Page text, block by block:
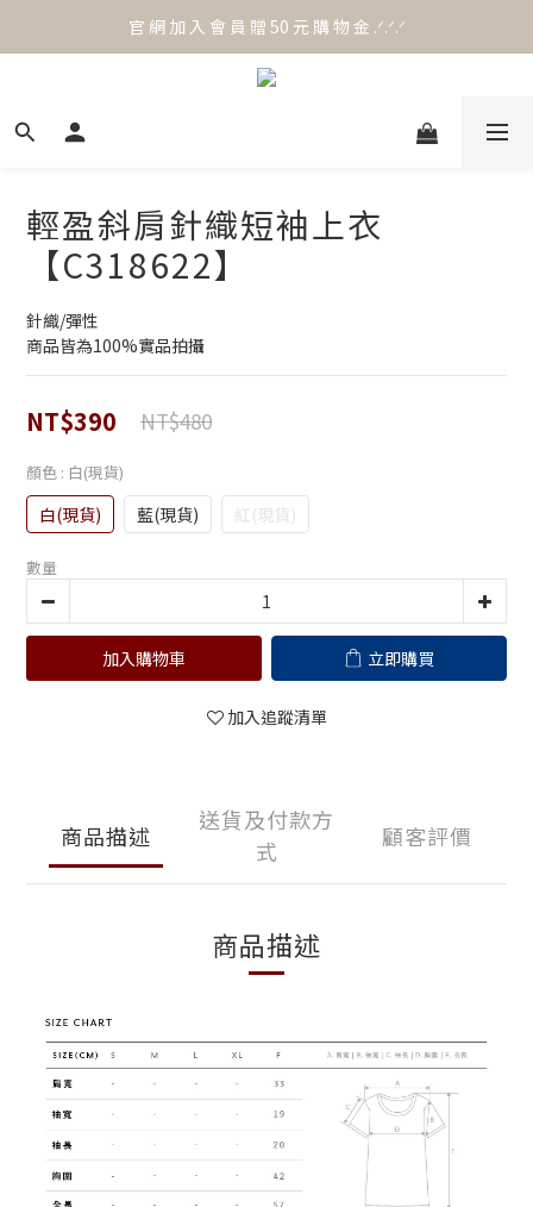
官 網 加 入 會 員 贈 50 元 購 物 金 .ᐟ.ᐟ.ᐟ
官 網 加 入 會 員 贈 50 元 購 物 金 .ᐟ.ᐟ.ᐟ
⟡.·*. 滿 NT.1000 免 運 費 ꔛ♡
輕盈斜肩針織短袖上衣
【C318622】
針織/彈性
商品皆為100%實品拍攝
NT$390 NT$480
顏色 : 白(現貨)
白(現貨) 藍(現貨) 紅(現貨)
數量
加入購物車 立即購買
加入追蹤清單
商品描述
送貨及付款方
式
顧客評價
商品描述